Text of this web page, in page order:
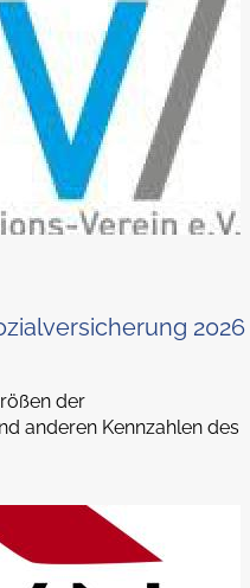
2026
der
anderen Kennzahlen des